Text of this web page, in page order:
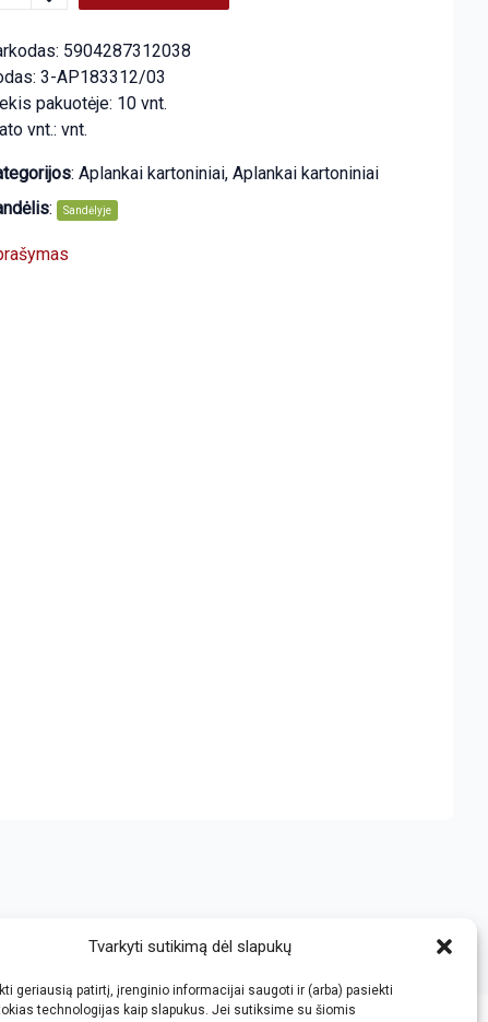
Tvarkyti sutikimą dėl slapukų
geriausią patirtį, įrenginio informacijai saugoti ir (arba) pasiekti
technologijas kaip slapukus. Jei sutiksime su šiomis
5904287312038
3-AP183312/03
pakuotėje: 10 vnt.
vnt.: vnt.
: Aplankai kartoniniai, Aplankai kartoniniai
: Sandėlyje